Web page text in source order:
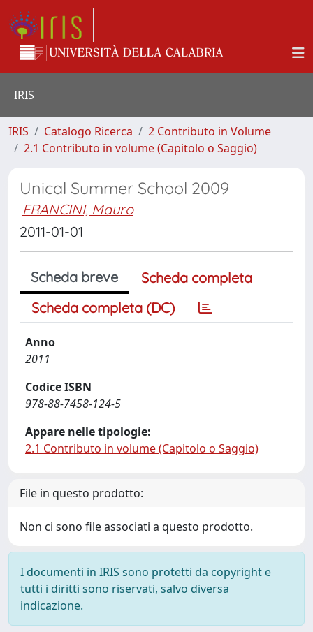
IRIS
IRIS Catalogo Ricerca
2 Contributo in Volume
2.1 Contributo in volume (Capitolo o Saggio)
Unical Summer School 2009
FRANCINI, Mauro
2011-01-01
Scheda breve
Scheda completa
Scheda completa (DC)
Anno
2011
Codice ISBN
978-88-7458-124-5
Appare nelle tipologie:
2.1 Contributo in volume (Capitolo o Saggio)
File in questo prodotto:
Non ci sono file associati a questo prodotto.
I documenti in IRIS sono protetti da copyright e
tutti i diritti sono riservati, salvo diversa
indicazione.